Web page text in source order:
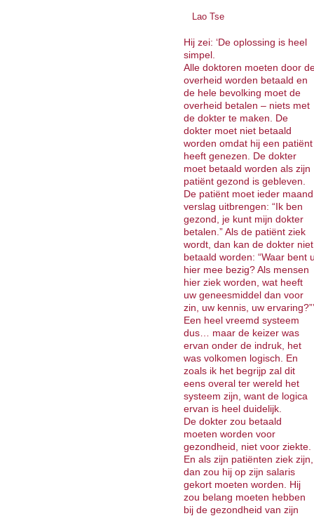
Lao Tse
Hij zei: ‘De oplossing is heel
simpel.
Alle doktoren moeten door
overheid worden betaald en
de hele bevolking moet de
overheid betalen – niets met
de dokter te maken. De
dokter moet niet betaald
worden omdat hij een patiënt
heeft genezen. De dokter
moet betaald worden als zijn
patiënt gezond is gebleven.
De patiënt moet ieder maand
verslag uitbrengen: “Ik ben
gezond, je kunt mijn dokter
betalen.” Als de patiënt ziek
wordt, dan kan de dokter niet
betaald worden: “Waar bent
hier mee bezig? Als mensen
hier ziek worden, wat heeft
uw geneesmiddel dan voor
zin, uw kennis, uw ervaring?”’
Een heel vreemd systeem
dus… maar de keizer was
ervan onder de indruk, het
was volkomen logisch. En
zoals ik het begrijp zal dit
eens overal ter wereld het
systeem zijn, want de logica
ervan is heel duidelijk.
De dokter zou betaald
moeten worden voor
gezondheid, niet voor ziekte.
En als zijn patiënten ziek zijn,
dan zou hij op zijn salaris
gekort moeten worden. Hij
zou belang moeten hebben
bij de gezondheid van zijn